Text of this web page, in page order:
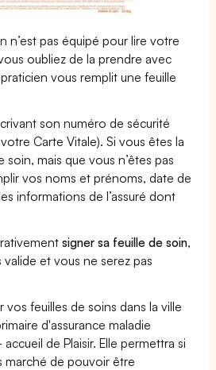
n’est pas équipé pour lire votre
oubliez de la prendre avec
vous remplit une feuille
son numéro de sécurité
Carte Vitale). Si vous êtes la
mais que vous n’êtes pas
vos noms et prénoms, date de
informations de l’assuré dont
signer sa feuille de soin,
et vous ne serez pas
vos feuilles de soins dans la ville
d'assurance maladie
de Plaisir. Elle permettra si
marché de pouvoir être